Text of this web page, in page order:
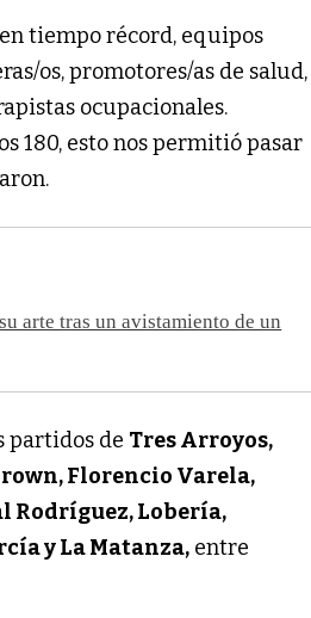
tiempo récord, equipos
os, promotores/as de salud,
ocupacionales.
180, esto nos permitió pasar
arte tras un avistamiento de un
partidos de Tres Arroyos,
Florencio Varela,
Rodríguez, Lobería,
y La Matanza, entre